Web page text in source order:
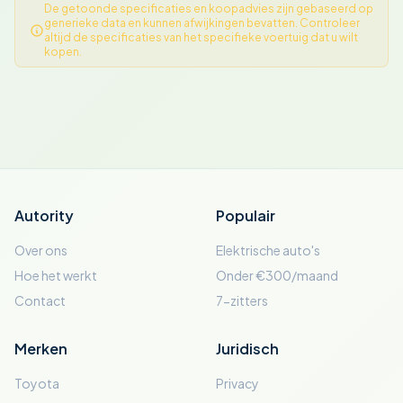
De getoonde specificaties en koopadvies zijn gebaseerd op
generieke data en kunnen afwijkingen bevatten. Controleer
altijd de specificaties van het specifieke voertuig dat u wilt
kopen.
Autority
Over ons
Hoe het werkt
Contact
Populair
Elektrische auto's
Onder €300/maand
7-zitters
Merken
Toyota
Juridisch
Privacy